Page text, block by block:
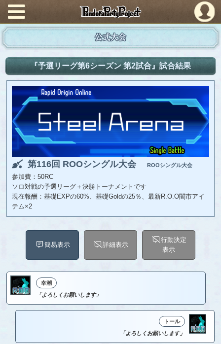
PandoraPartyProject
公式大会
『予選リーグ第6シーズン 第2試合』試合結果
第116回 ROOシングル大会 ROOシングル大会
参加費：50RC
ソロ対戦の予選リーグ＋決勝トーナメントです
現在報酬：基礎EXPの60%、基礎Goldの25％、最新R.O.O闇市アイ
テム×2
簡易表示 詳細表示
行動決定
表示
幸潮
「よろしくお願いします」
トール
「よろしくお願いします」